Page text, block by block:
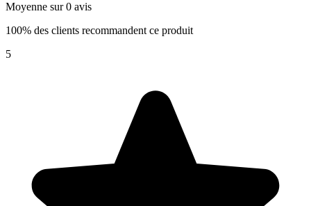
Moyenne sur 0 avis
100% des clients recommandent ce produit
5